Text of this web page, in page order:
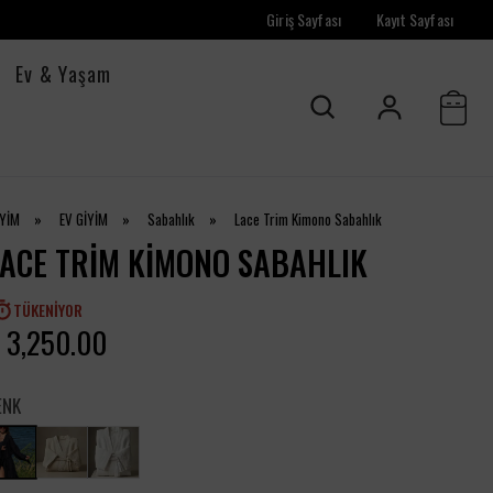
Giriş Sayfası Kayıt Sayfası
Ev & Yaşam
» EV GİYİM » Sabahlık » Lace Trim Kimono Sabahlık
TRIM KIMONO SABAHLIK
TÜKENIYOR